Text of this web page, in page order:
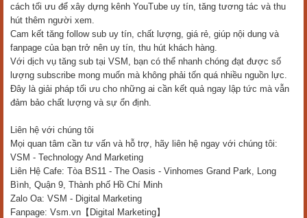
cách tối ưu để xây dựng kênh YouTube uy tín, tăng tương tác và thu
hút thêm người xem.
Cam kết tăng follow sub uy tín, chất lượng, giá rẻ, giúp nội dung và
fanpage của bạn trở nên uy tín, thu hút khách hàng.
Với dịch vụ tăng sub tại VSM, bạn có thể nhanh chóng đạt được số
lượng subscribe mong muốn mà không phải tốn quá nhiều nguồn lực.
Đây là giải pháp tối ưu cho những ai cần kết quả ngay lập tức mà vẫn
đảm bảo chất lượng và sự ổn định.
Liên hệ với chúng tôi
Mọi quan tâm cần tư vấn và hỗ trợ, hãy liên hệ ngay với chúng tôi:
VSM - Technology And Marketing
Liên Hệ Cafe: Tòa BS11 - The Oasis - Vinhomes Grand Park, Long
Bình, Quận 9, Thành phố Hồ Chí Minh
Zalo Oa: VSM - Digital Marketing
Fanpage: Vsm.vn【Digital Marketing】